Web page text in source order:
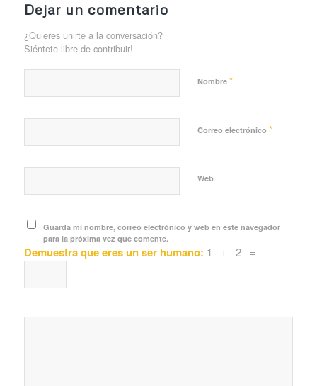
Dejar un comentario
¿Quieres unirte a la conversación?
Siéntete libre de contribuir!
Nombre *
Correo electrónico *
Web
Guarda mi nombre, correo electrónico y web en este navegador
para la próxima vez que comente.
Demuestra que eres un ser humano: 1 + 2 =